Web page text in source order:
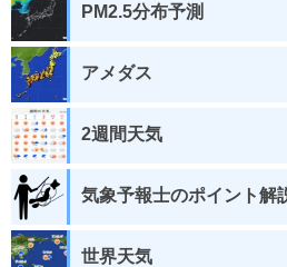
PM2.5分布予測
アメダス
2週間天気
気象予報士のポイント解
世界天気